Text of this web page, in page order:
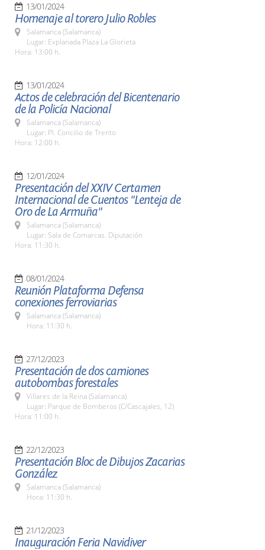
13/01/2024
Homenaje al torero Julio Robles
Salamanca (Salamanca)
Lugar: Explanada Plaza La Glorieta
Hora: 13:00 h.
13/01/2024
Actos de celebración del Bicentenario
de la Policía Nacional
Salamanca (Salamanca)
Lugar: Pl. Concilio de Trento
Hora: 12:00 h.
12/01/2024
Presentación del XXIV Certamen
Internacional de Cuentos "Lenteja de
Oro de La Armuña"
Salamanca (Salamanca)
Lugar: Sala de Comarcas. Diputación
Hora: 11:30 h.
08/01/2024
Reunión Plataforma Defensa
conexiones ferroviarias
Salamanca (Salamanca)
Hora: 11:30 h.
27/12/2023
Presentación de dos camiones
autobombas forestales
Villares de la Reina (Salamanca)
Lugar: Parque de Bomberos (C/Cascajales, 12)
Hora: 11:00 h.
22/12/2023
Presentación Bloc de Dibujos Zacarias
González
Salamanca (Salamanca)
Hora: 11:30 h.
21/12/2023
Inauguración Feria Navidiver